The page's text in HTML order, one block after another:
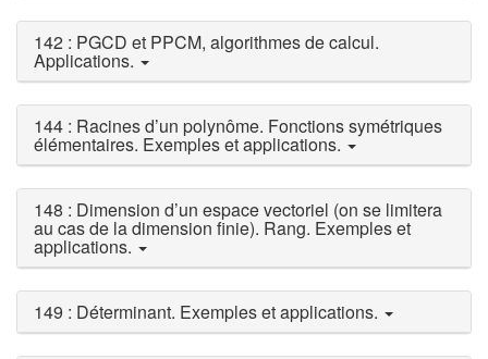
142 : PGCD et PPCM, algorithmes de calcul.
Applications.
144 : Racines d’un polynôme. Fonctions symétriques
élémentaires. Exemples et applications.
148 : Dimension d’un espace vectoriel (on se limitera
au cas de la dimension finie). Rang. Exemples et
applications.
149 : Déterminant. Exemples et applications.